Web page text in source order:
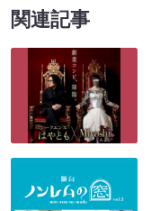
関連記事